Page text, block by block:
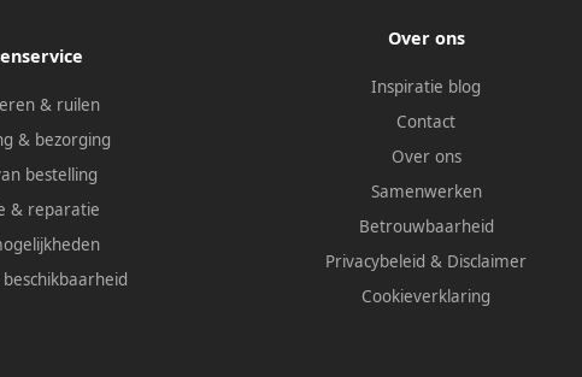
& ruilen
& bezorging
bestelling
& reparatie
Over ons
Inspiratie blog
Contact
Over ons
Samenwerken
Betrouwbaarheid
Privacybeleid & Disclaimer
Cookieverklaring